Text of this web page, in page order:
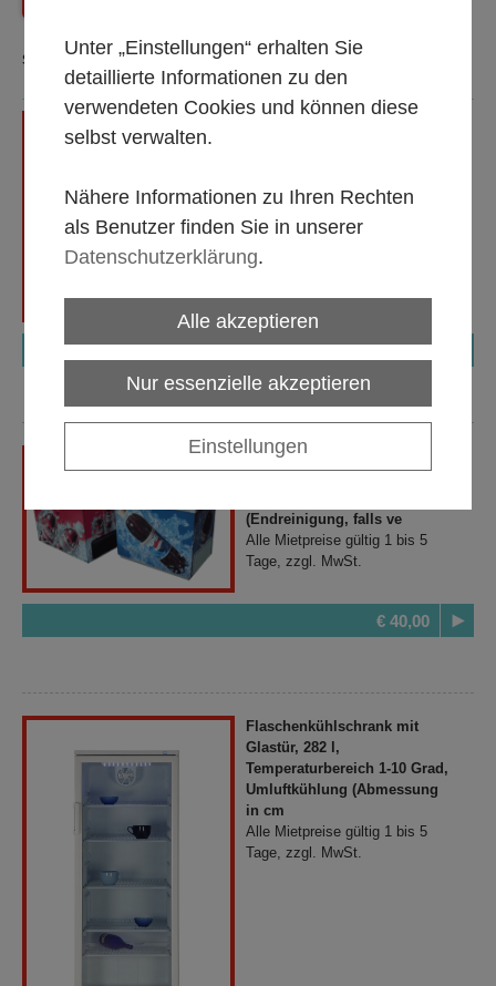
Sortierung:
Alle Mietpreise gültig 1 bis 5
Tage, zzgl. MwSt.
€ 25,00
Kühltruhe "Black", ca. 210
(Endreinigung, falls ve
Alle Mietpreise gültig 1 bis 5
Tage, zzgl. MwSt.
€ 40,00
Flaschenkühlschrank mit
Glastür, 282 l,
Temperaturbereich 1-10 Grad,
Umluftkühlung (Abmessung
in cm
Alle Mietpreise gültig 1 bis 5
Tage, zzgl. MwSt.
Unter „Einstellungen“ erhalten Sie
detaillierte Informationen zu den
verwendeten Cookies und können diese
selbst verwalten.
Nähere Informationen zu Ihren Rechten
als Benutzer finden Sie in unserer
Datenschutzerklärung.
Alle akzeptieren
Nur essenzielle akzeptieren
Einstellungen